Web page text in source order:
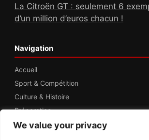
We value your privacy
La Citroën GT : seulement 6
d’un million d’euros chacun !
Navigation
Accueil
Sport & Compétition
Culture & Histoire
Préparation
Road Trips